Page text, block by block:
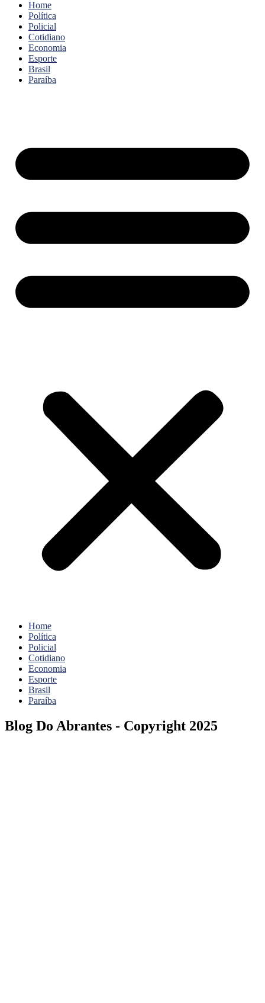
Home
Política
Policial
Cotidiano
Economia
Esporte
Brasil
Paraíba
Home
Política
Policial
Cotidiano
Economia
Esporte
Brasil
Paraíba
Blog Do Abrantes - Copyright 2025